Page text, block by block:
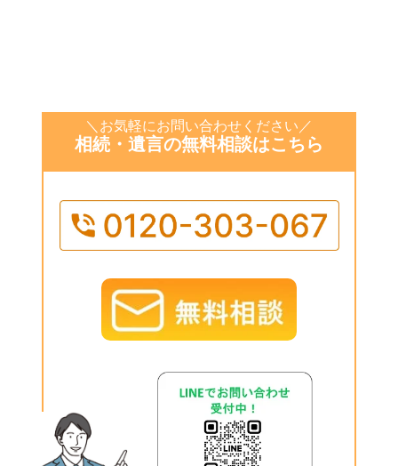
＼お気軽にお問い合わせください／
相続・遺言の無料相談はこちら